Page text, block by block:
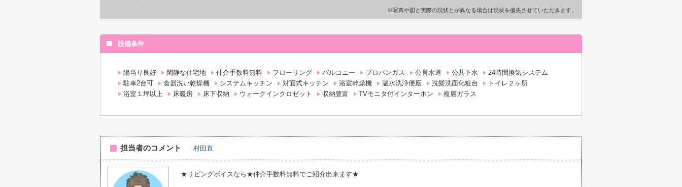
※写真や図と実際の現状とが異なる場合は現状を優先させていただきます。
設備条件
陽当り良好 閑静な住宅地 仲介手数料無料 フローリング バルコニー プロパンガス 公営水道 公共下水
24時間換気システム
駐車2台可
食器洗い乾燥機 システムキッチン 対面式キッチン 浴室乾燥機 温水洗浄便座 洗髪洗面化粧台
トイレ２ヶ所
浴室１坪以上
床暖房 床下収納 ウォークインクロゼット 収納豊富 TVモニタ付インターホン 複層ガラス
担当者のコメント 村田直
★リビングボイスなら★仲介手数料無料でご紹介出来ます★